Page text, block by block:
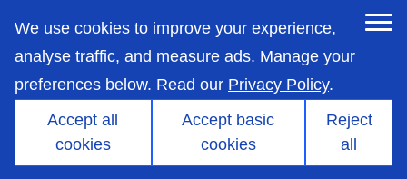
We use cookies to improve your experience,
analyse traffic, and measure ads. Manage your
preferences below. Read our Privacy Policy.
Accept all
cookies
Accept basic
cookies
Reject
all
main
content
熱効率の高い IC エンジンの
提供